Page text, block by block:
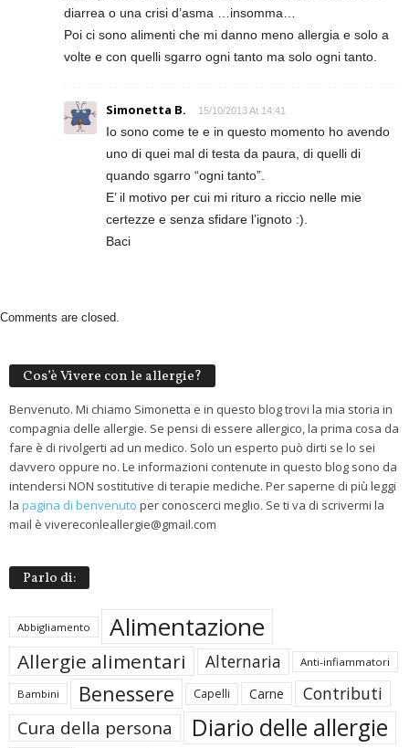
diarrea o una crisi d’asma …insomma…
Poi ci sono alimenti che mi danno meno allergia e solo a
volte e con quelli sgarro ogni tanto ma solo ogni tanto.
Simonetta B. 15/10/2013 At 14:41
Io sono come te e in questo momento ho avendo
uno di quei mal di testa da paura, di quelli di
quando sgarro “ogni tanto”.
E’ il motivo per cui mi rituro a riccio nelle mie
certezze e senza sfidare l’ignoto :).
Baci
Comments are closed.
Cos’è Vivere con le allergie?
Benvenuto. Mi chiamo Simonetta e in questo blog trovi la mia storia in
compagnia delle allergie. Se pensi di essere allergico, la prima cosa da
fare è di rivolgerti ad un medico. Solo un esperto può dirti se lo sei
davvero oppure no. Le informazioni contenute in questo blog sono da
intendersi NON sostitutive di terapie mediche. Per saperne di più leggi
la pagina di benvenuto per conoscerci meglio. Se ti va di scrivermi la
mail è vivereconleallergie@gmail.com
Parlo di:
Abbigliamento Alimentazione
Allergie alimentari Alternaria Anti-infiammatori
Bambini Benessere Capelli Carne Contributi
Cura della persona Diario delle allergie